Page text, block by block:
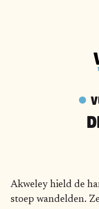
WAT ZIJN WIJ
VUURLAND
VUURLAND
Akweley hield de
stoep wandelden.